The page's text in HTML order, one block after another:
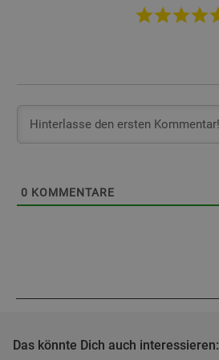
0 KOMMENTARE
Das könnte Dich auch interessieren: